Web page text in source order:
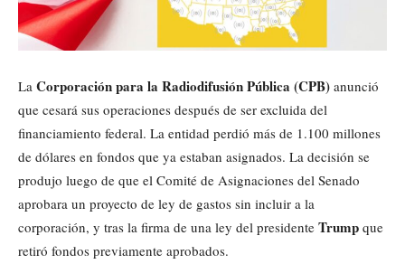
La Corporación para la Radiodifusión Pública (CPB) anunció
que cesará sus operaciones después de ser excluida del
financiamiento federal. La entidad perdió más de 1.100 millones
de dólares en fondos que ya estaban asignados. La decisión se
produjo luego de que el Comité de Asignaciones del Senado
aprobara un proyecto de ley de gastos sin incluir a la
corporación, y tras la firma de una ley del presidente Trump que
retiró fondos previamente aprobados.